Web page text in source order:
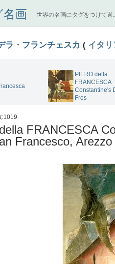
画 世界の名画にタグをつけて遊
ラ・フランチェスカ ( イタリ
PIERO della
FRANCESCA
Constantine's
Fres
:1019
FRANCESCA
Francesco,